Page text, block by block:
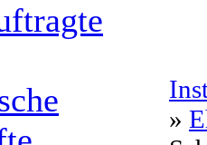
»